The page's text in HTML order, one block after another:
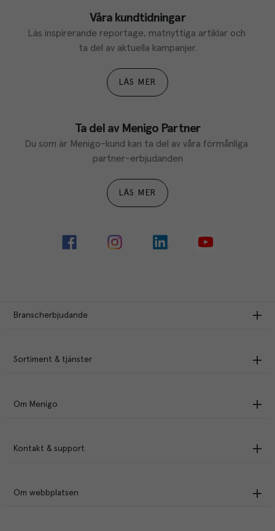
Våra kundtidningar
Läs inspirerande reportage, matnyttiga artiklar och
ta del av aktuella kampanjer.
LÄS MER
Ta del av Menigo Partner
Du som är Menigo-kund kan ta del av våra förmånliga
partner-erbjudanden
LÄS MER
Branscherbjudande
Sortiment & tjänster
Om Menigo
Kontakt & support
Om webbplatsen